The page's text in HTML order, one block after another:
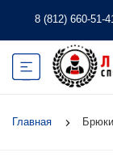
8 (812) 660-51-
Главная